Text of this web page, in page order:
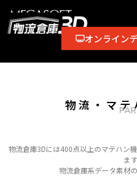
オンライン
物流・マテ
物流倉庫3Dには400点以上のマテハン
ます
物流倉庫系データ素材